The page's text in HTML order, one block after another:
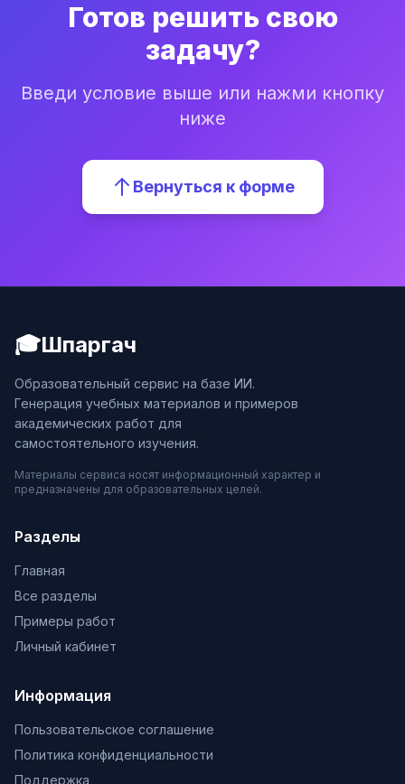
Готов решить свою
задачу?
Введи условие выше или нажми кнопку
ниже
Вернуться к форме
🎓Шпаргач
Образовательный сервис на базе ИИ.
Генерация учебных материалов и примеров
академических работ для
самостоятельного изучения.
Материалы сервиса носят информационный характер и
предназначены для образовательных целей.
Разделы
Главная
Все разделы
Примеры работ
Личный кабинет
Информация
Пользовательское соглашение
Политика конфиденциальности
Поддержка